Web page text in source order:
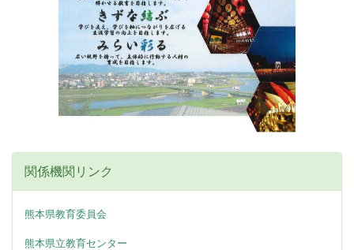
関係機関リンク
熊本県教育委員会
熊本県立教育センター